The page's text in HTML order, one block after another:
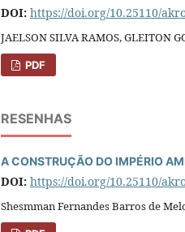
DOI: https://doi.org/10.25110/
JAELSON SILVA RAMOS, GLEITON
PDF
RESENHAS
A CONSTRUÇÃO DO IMPÉRIO
DOI: https://doi.org/10.25110/
Shesmman Fernandes Barros de